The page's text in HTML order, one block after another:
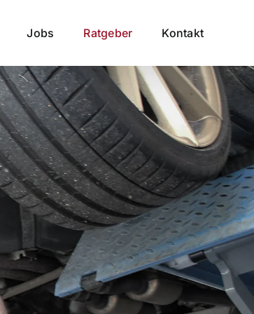
Jobs Ratgeber Kontakt